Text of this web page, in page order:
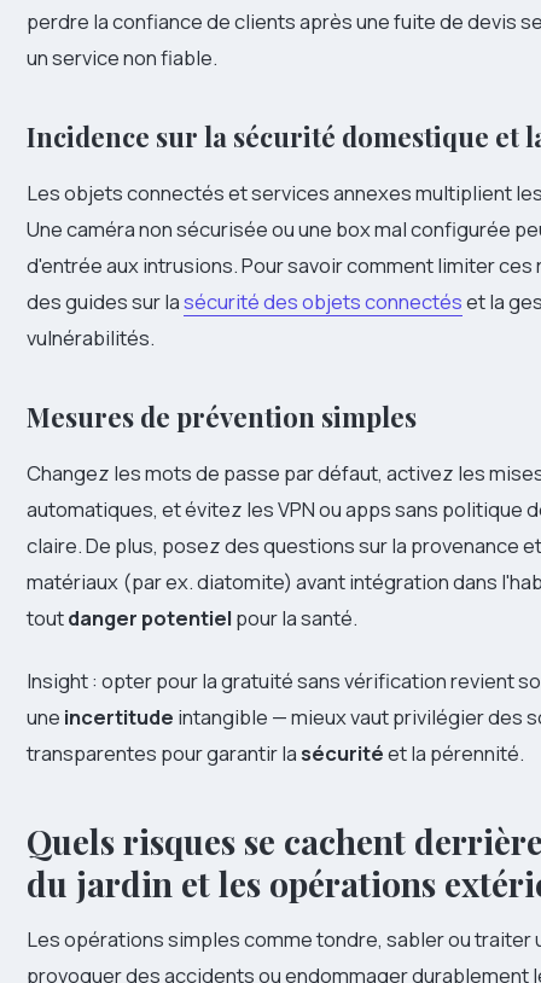
perdre la confiance de clients après une fuite de devis
un service non fiable.
Incidence sur la sécurité domestique et
Les objets connectés et services annexes multiplient
Une caméra non sécurisée ou une box mal configurée
d'entrée aux intrusions. Pour savoir comment limiter
des guides sur lasécurité des objets connectéset la
vulnérabilités.
Mesures de prévention simples
Changez les mots de passe par défaut, activez les
automatiques, et évitez les VPN ou apps sans politique
claire. De plus, posez des questions sur la provenance
matériaux (par ex. diatomite) avant intégration dans
toutdanger potentiel pour la santé.
Insight : opter pour la gratuité sans vérification revient
une incertitude intangible — mieux vaut privilégier des
transparentes pour garantir lasécuritéet la pérennité.
Quels risques se cachent
du jardin et les opérations
Les opérations simples comme tondre, sabler ou traiter
provoquer des accidents ou endommager durablement